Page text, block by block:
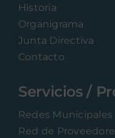
Historia
Organigrama
Junta Directiva
Contacto
Servicios /
Redes Municipales
Red de